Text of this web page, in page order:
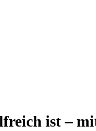
ist –